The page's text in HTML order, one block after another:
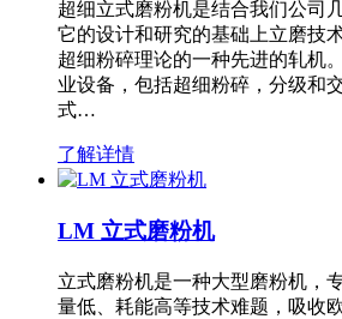
超细立式磨粉机是结合我们公司
它的设计和研究的基础上立磨技
超细粉碎理论的一种先进的轧机
业设备，包括超细粉碎，分级和
式…
了解详情
LM 立式磨粉机
立式磨粉机是一种大型磨粉机，
量低、耗能高等技术难题，吸收